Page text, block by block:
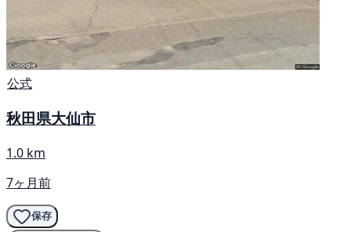
公式
秋田県大仙市
1.0 km
7ヶ月前
保存